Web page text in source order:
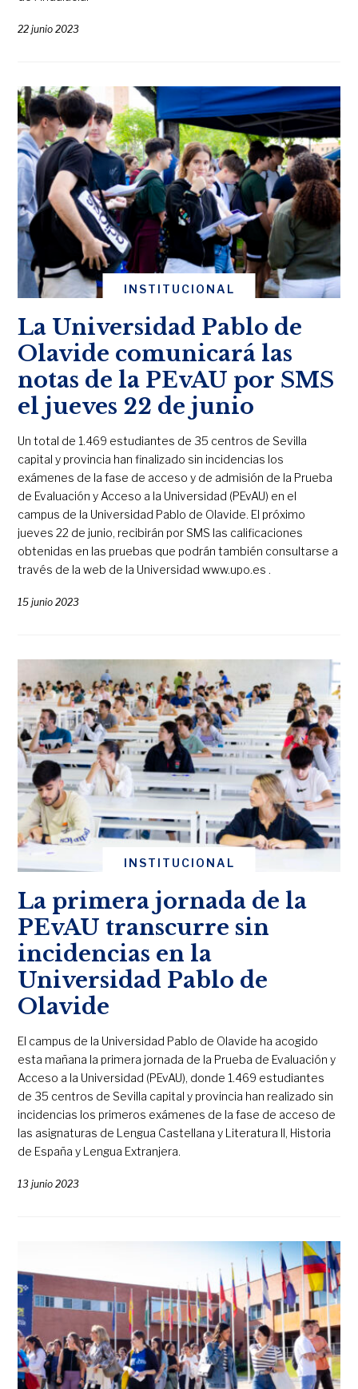
22 junio 2023
INSTITUCIONAL
La Universidad Pablo de
Olavide comunicará las
notas de la PEvAU por SMS
el jueves 22 de junio
Un total de 1.469 estudiantes de 35 centros de Sevilla
capital y provincia han finalizado sin incidencias los
exámenes de la fase de acceso y de admisión de la Prueba
de Evaluación y Acceso a la Universidad (PEvAU) en el
campus de la Universidad Pablo de Olavide. El próximo
jueves 22 de junio, recibirán por SMS las calificaciones
obtenidas en las pruebas que podrán también consultarse a
través de la web de la Universidad www.upo.es .
15 junio 2023
INSTITUCIONAL
La primera jornada de la
PEvAU transcurre sin
incidencias en la
Universidad Pablo de
Olavide
El campus de la Universidad Pablo de Olavide ha acogido
esta mañana la primera jornada de la Prueba de Evaluación y
Acceso a la Universidad (PEvAU), donde 1.469 estudiantes
de 35 centros de Sevilla capital y provincia han realizado sin
incidencias los primeros exámenes de la fase de acceso de
las asignaturas de Lengua Castellana y Literatura II, Historia
de España y Lengua Extranjera.
13 junio 2023